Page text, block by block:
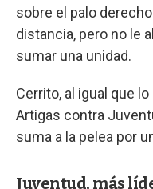
sobre el palo
distancia, pero no le
sumar una unidad.
Cerrito, al igual que
Artigas contra
suma a la pelea por
Juventud, más